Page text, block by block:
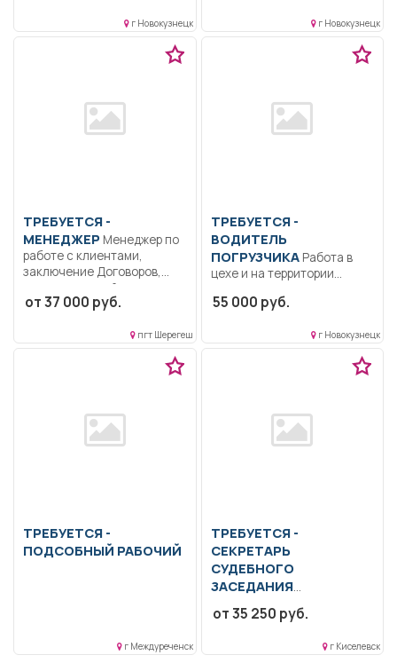
Устав Учреждения,г Новокузнецк г Новокузнецк
ТРЕБУЕТСЯ -
МЕНЕДЖЕР
работе с клиентами,
заключение Договоров,
прием платежей.....
от 37 000 руб.
пгт Шерегеш
ТРЕБУЕТСЯ -
ВОДИТЕЛЬ
ПОГРУЗЧИКАРабота в
цехе и на территории
укладка в...
55 000 руб.
г Новокузнецк
ТРЕБУЕТСЯ -
ПОДСОБНЫЙ РАБОЧИЙ
г Междуреченск
ТРЕБУЕТСЯ -
СЕКРЕТАРЬ
СУДЕБНОГО
ЗАСЕДАНИЯ
образование —
вновь поступившие
от 35 250 руб.
г Киселевск